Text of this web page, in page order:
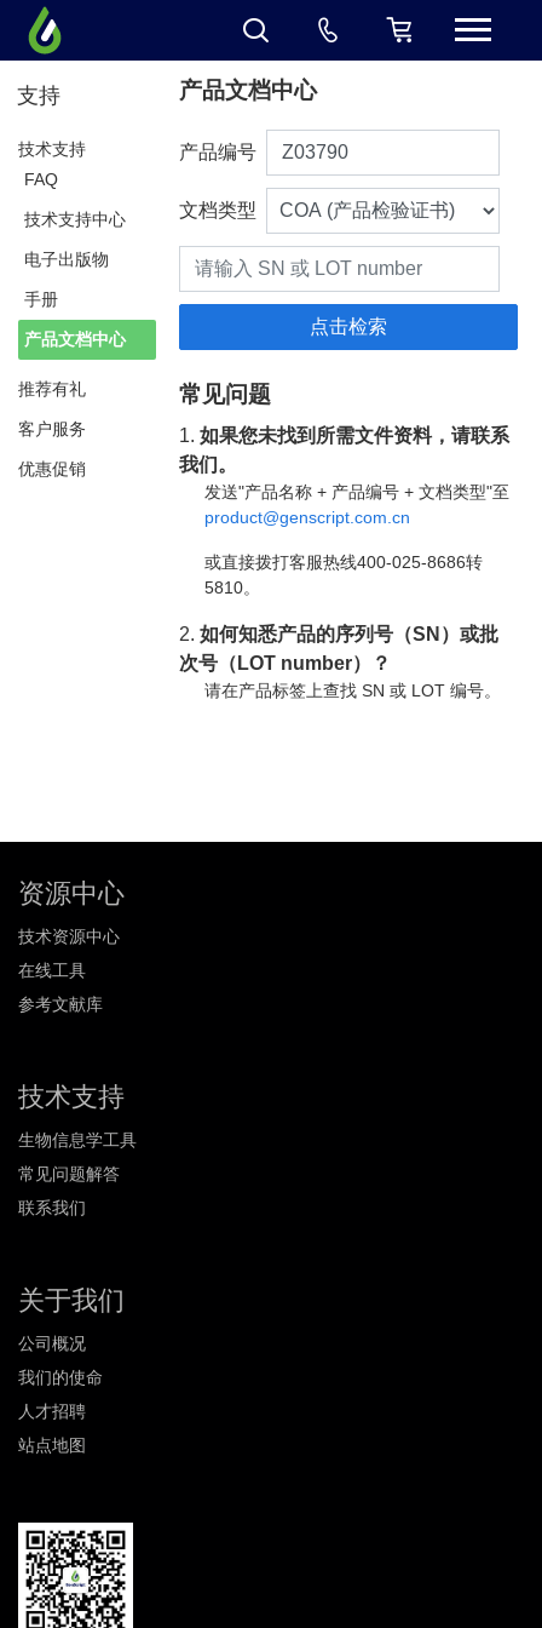
支持
技术支持
FAQ
技术支持中心
电子出版物
手册
产品文档中心
推荐有礼
客户服务
优惠促销
产品文档中心
产品编号
文档类型
常见问题
1.如果您未找到所需文件资料，请联系
我们。
发送"产品名称 + 产品编号 + 文档类型"至
product@genscript.com.cn
或直接拨打客服热线400-025-8686转
5810。
2.如何知悉产品的序列号（SN）或批
次号（LOT number）？
请在产品标签上查找 SN 或 LOT 编号。
资源中心
技术资源中心
在线工具
参考文献库
技术支持
生物信息学工具
常见问题解答
联系我们
关于我们
公司概况
我们的使命
人才招聘
站点地图